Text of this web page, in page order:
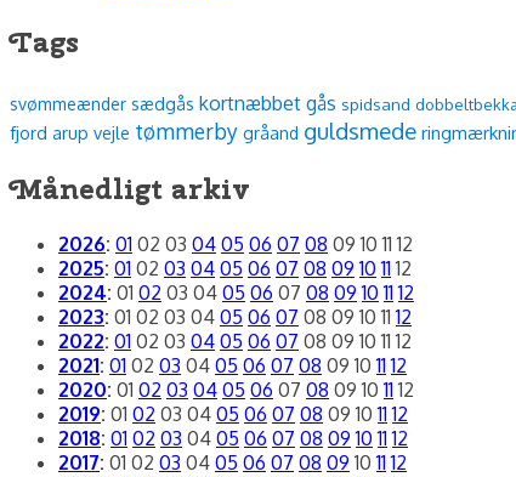
Tags
svømmeænder sædgås kortnæbbet gås spidsand
fjord arup vejle tømmerby gråand guldsmede
Månedligt arkiv
2026: 01 02 03 04 05 06 07 08 09 10 11 12
2025: 01 02 03 04 05 06 07 08 09 10 11 12
2024: 01 02 03 04 05 06 07 08 09 10 11 12
2023: 01 02 03 04 05 06 07 08 09 10 11 12
2022: 01 02 03 04 05 06 07 08 09 10 11 12
2021: 01 02 03 04 05 06 07 08 09 10 11 12
2020: 01 02 03 04 05 06 07 08 09 10 11 12
2019: 01 02 03 04 05 06 07 08 09 10 11 12
2018: 01 02 03 04 05 06 07 08 09 10 11 12
2017: 01 02 03 04 05 06 07 08 09 10 11 12